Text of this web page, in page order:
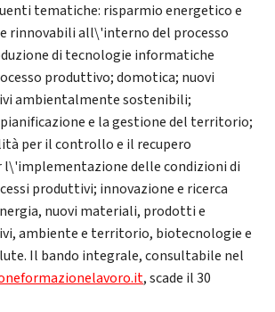
tematiche: risparmio energetico e
rinnovabili all\'interno del processo
di tecnologie informatiche
produttivo; domotica; nuovi
ambientalmente sostenibili;
e la gestione del territorio;
per il controllo e il recupero
l\'implementazione delle condizioni di
produttivi; innovazione e ricerca
nuovi materiali, prodotti e
ambiente e territorio, biotecnologie e
Il bando integrale, consultabile nel
, scade il 30